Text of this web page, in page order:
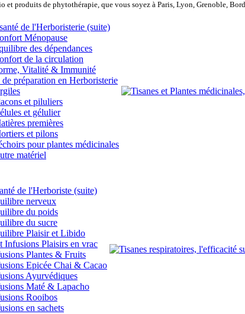
et produits de phytothérapie, que vous soyez à Paris, Lyon, Grenoble,
de l'Herboristerie (suite)
Ménopause
des dépendances
de la circulation
Vitalité & Immunité
préparation en Herboristerie
et piluliers
et gélulier
premières
et pilons
pour plantes médicinales
matériel
de l'Herboriste (suite)
nerveux
du poids
du sucre
Plaisir et Libido
Infusions Plaisirs en vrac
Plantes & Fruits
Epicée Chai & Cacao
Ayurvédiques
Maté & Lapacho
Rooibos
en sachets